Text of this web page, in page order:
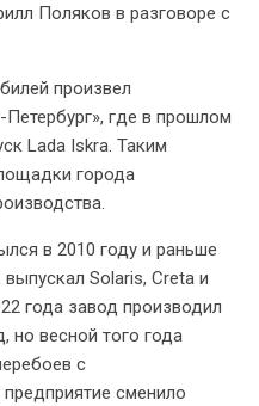
Поляков в разговоре с
произвел
где в прошлом
Lada Iskra. Таким
города
в 2010 году и раньше
Solaris, Creta и
года завод производил
но весной того года
с
сменило